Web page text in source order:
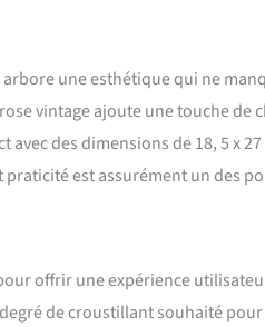
est peut-être petit, mais il
Amateur de bagels ?
tranches vous
aviez un magicien du
une esthétique qui ne
vintage ajoute une touche de
avec des dimensions de 18, 5 x
est assurément un des
offrir une expérience
de croustillant souhaité